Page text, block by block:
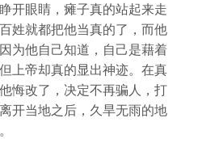
开眼睛，瘫子真的站起来走
姓就都把他当真的了，而他
为他自己知道，自己是藉着
上帝却真的显出神迹。在真
悔改了，决定不再骗人，打
开当地之后，久旱无雨的地